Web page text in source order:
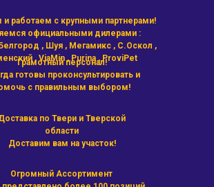
работаем с крупными партнерами!
официальными дилерами :
, Шуя , Мегамикс , С.Оскол ,
, ViaMin , Purina , ProviPet
Грамотный персонал!
готовы проконсультировать и
с правильным выбором!
по Твери и Тверской
области
Доставим вам на участок!
Огромный Ассортимент